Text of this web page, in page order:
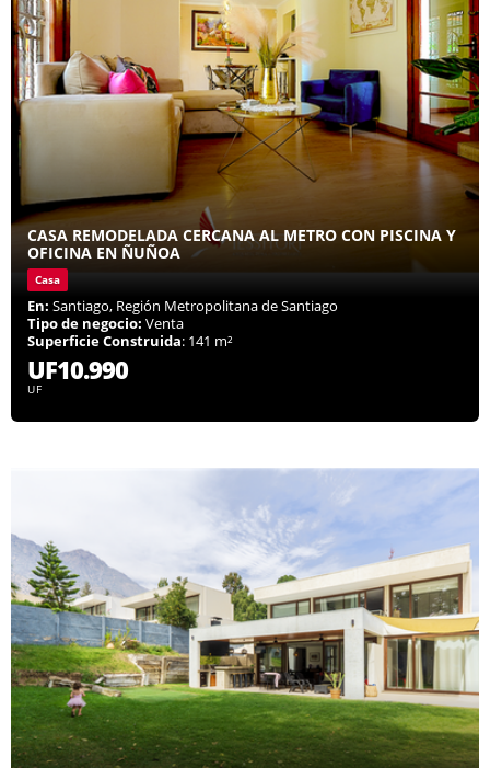
CASA REMODELADA CERCANA AL METRO CON PISCINA Y
OFICINA EN ÑUÑOA
Casa
En: Santiago, Región Metropolitana de Santiago
Tipo de negocio: Venta
Superficie Construida: 141 m²
UF10.990
UF